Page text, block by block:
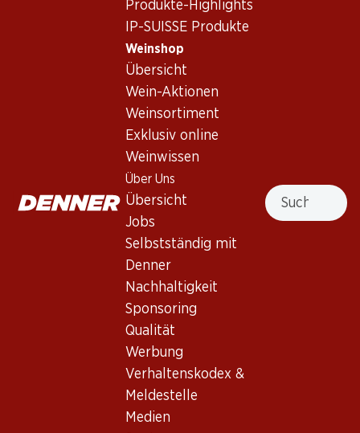
Produkte-Highlights
IP-SUISSE Produkte
Weinshop
Übersicht
Wein-Aktionen
Weinsortiment
Exklusiv online
Weinwissen
Über Uns
Übersicht
Jobs
Selbstständig mit
Denner
Nachhaltigkeit
Sponsoring
Qualität
Werbung
Verhaltenskodex &
Meldestelle
Medien
Suche
Sauvignon Gran Reserva
(3)
3 Produkten
Nach Oben